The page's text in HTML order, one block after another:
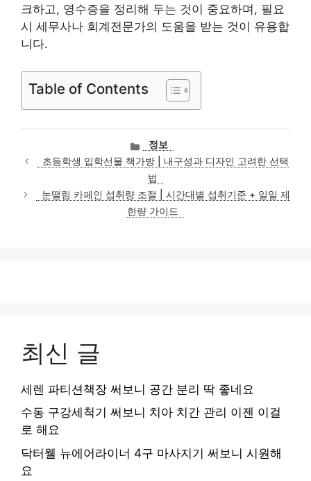
크하고, 영수증을 정리해 두는 것이 중요하며, 필요
시 세무사나 회계전문가의 도움을 받는 것이 유용합
니다.
Table of Contents
카
테
고
리
정보
초등학생 입학선물 책가방 | 내구성과 디자인 고려한 선택
법
눈떨림 카페인 섭취량 조절 | 시간대별 섭취기준 + 일일 제
한량 가이드
최신 글
세렌 파티션책장 써보니 공간 분리 딱 좋네요
수동 구강세척기 써보니 치아 치간 관리 이젠 이걸
로 해요
닥터웰 뉴에어라이너 4구 마사지기 써보니 시원해
요